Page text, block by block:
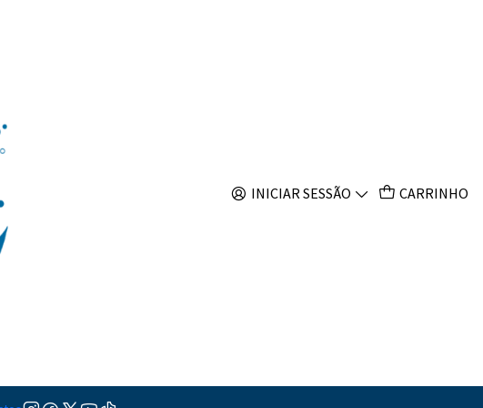
INICIAR SESSÃO CARRINHO
auromarginatus
favoritos
localizações